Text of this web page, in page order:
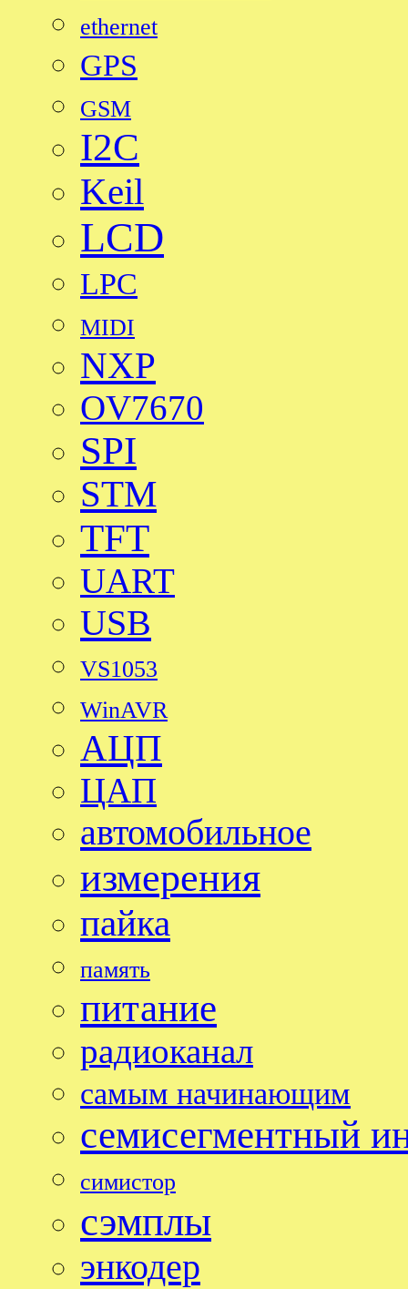
ethernet
GPS
GSM
I2C
Keil
LCD
LPC
MIDI
NXP
OV7670
SPI
STM
TFT
UART
USB
VS1053
WinAVR
АЦП
ЦАП
автомобильное
измерения
пайка
память
питание
радиоканал
самым начинающим
семисегментный
симистор
сэмплы
энкодер